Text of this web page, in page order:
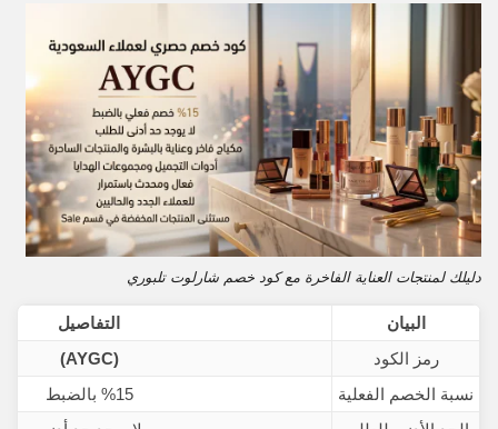
دليلك لمنتجات العناية الفاخرة مع كود خصم شارلوت تلبوري
البيان
التفاصيل
رمز الكود
(AYGC)
نسبة الخصم الفعلية
%15 بالضبط